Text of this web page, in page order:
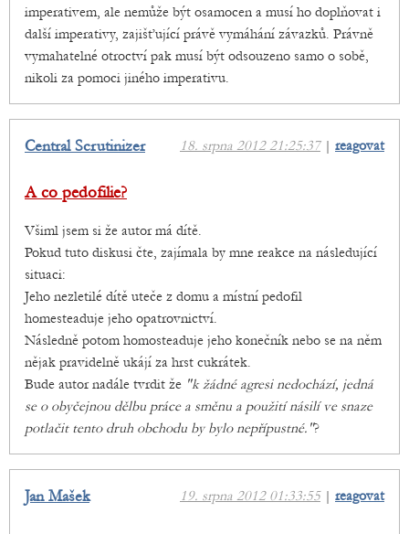
imperativem, ale nemůže být osamocen a musí ho doplňovat i
další imperativy, zajišťující právě vymáhání závazků. Právně
vymahatelné otroctví pak musí být odsouzeno samo o sobě,
nikoli za pomoci jiného imperativu.
18. srpna 2012 21:25:37| reagovat
Central Scrutinizer
A co pedofilie?
Všiml jsem si že autor má dítě.
Pokud tuto diskusi čte, zajímala by mne reakce na následující
situaci:
Jeho nezletilé dítě uteče z domu a místní pedofil
homesteaduje jeho opatrovnictví.
Následně potom homosteaduje jeho konečník nebo se na něm
nějak pravidelně ukájí za hrst cukrátek.
Bude autor nadále tvrdit že "k žádné agresi nedochází, jedná
se o obyčejnou dělbu práce a směnu a použití násilí ve snaze
potlačit tento druh obchodu by bylo nepřípustné."?
19. srpna 2012 01:33:55| reagovat
Jan Mašek